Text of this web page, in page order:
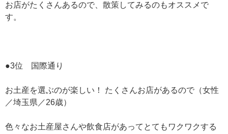
お店がたくさんあるので、散策してみるのもオススメで
す。
●3位 国際通り
お土産を選ぶのが楽しい！ たくさんお店があるので（女性
／埼玉県／26歳）
色々なお土産屋さんや飲食店があってとてもワクワクする